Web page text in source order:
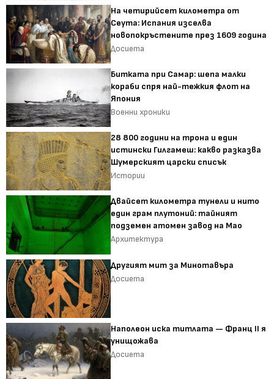
На четирийсет километра от
Сеута: Испания изселва
новопокръстените през 1609 година
Досиета
Битката при Самар: шепа малки
кораби спря най-тежкия флот на
Япония
Военни хроники
28 800 години на трона и един
истински Гилгамеш: какво разказва
Шумерският царски списък
Истории
Двайсет километра тунели и нито
един грам плутоний: тайният
подземен атомен завод на Мао
Архитектура
Другият мит за Минотавъра
Досиета
Наполеон иска титлата — Франц II я
унищожава
Досиета